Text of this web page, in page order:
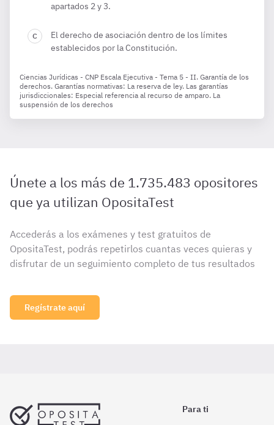
apartados 2 y 3.
El derecho de asociación dentro de los límites
establecidos por la Constitución.
Ciencias Jurídicas - CNP Escala Ejecutiva - Tema 5 - II. Garantía de los
derechos. Garantías normativas: La reserva de ley. Las garantías
jurisdiccionales: Especial referencia al recurso de amparo. La
suspensión de los derechos
Únete a los más de 1.735.483 opositores
que ya utilizan OpositaTest
Accederás a los exámenes y test gratuitos de
OpositaTest, podrás repetirlos cuantas veces quieras y
disfrutar de un seguimiento completo de tus resultados
Regístrate aquí
Para ti